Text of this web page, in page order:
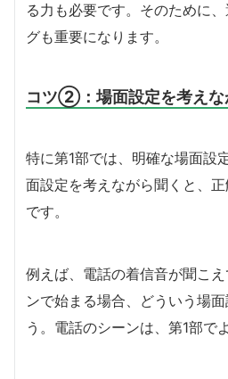
る力も必要です。そのために
グも重要になります。
コツ②：場面設定を考えな
特に第1部では、明確な場面設
面設定を考えながら聞くと、
です。
例えば、電話の着信音が聞こ
ンで始まる場合、どういう場
う。電話のシーンは、第1部で